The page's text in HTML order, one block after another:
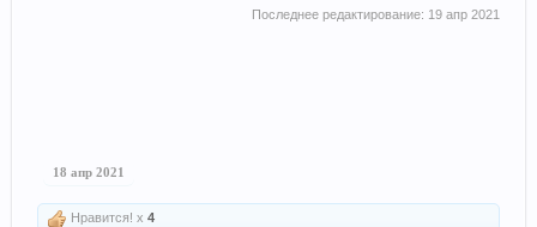
Последнее редактирование: 19 апр 2021
18 апр 2021
Нравится! x 4